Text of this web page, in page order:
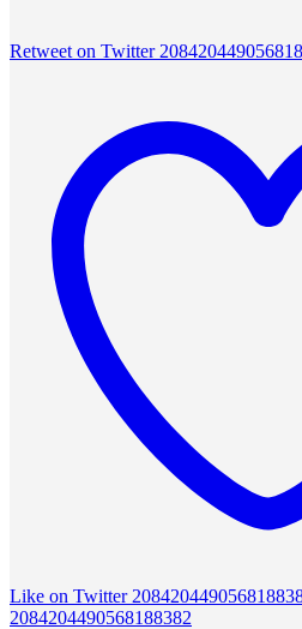
Retweet on Twitter
Like on Twitter
2084204490568188382